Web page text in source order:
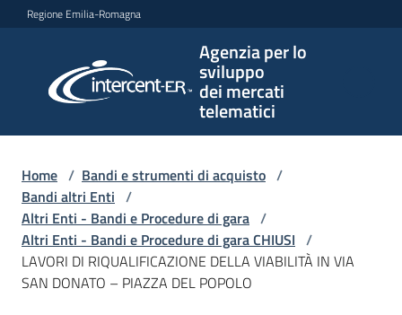
Vai al contenuto
Vai alla navigazione
Vai al footer
Regione Emilia-Romagna
Agenzia per lo
sviluppo
dei mercati
telematici
per lo
sviluppo
telematici
L'Agenzia
Home / Bandi e strumenti di acquisto /
Bandi altri Enti /
Altri Enti - Bandi e Procedure di gara /
Altri Enti - Bandi e Procedure di gara CHIUSI /
LAVORI DI RIQUALIFICAZIONE DELLA VIABILITÀ IN VIA
SAN DONATO – PIAZZA DEL POPOLO